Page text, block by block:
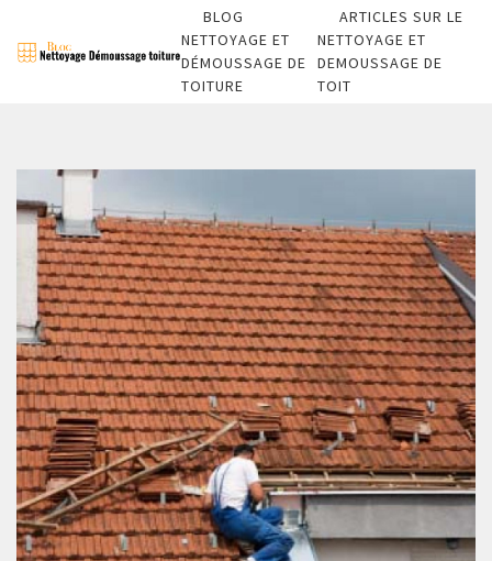
BLOG
NETTOYAGE ET
DÉMOUSSAGE DE
TOITURE
ARTICLES SUR LE
NETTOYAGE ET
DEMOUSSAGE DE
TOIT